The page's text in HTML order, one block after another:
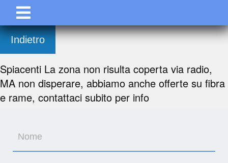
Indietro
Spiacenti La zona non risulta coperta via radio,
MA non disperare, abbiamo anche offerte su fibra
e rame, contattaci subito per info
Nome